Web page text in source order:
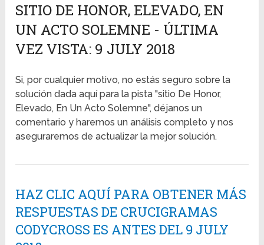
SITIO DE HONOR, ELEVADO, EN
UN ACTO SOLEMNE - ÚLTIMA
VEZ VISTA: 9 JULY 2018
Si, por cualquier motivo, no estás seguro sobre la
solución dada aquí para la pista "sitio De Honor,
Elevado, En Un Acto Solemne", déjanos un
comentario y haremos un análisis completo y nos
aseguraremos de actualizar la mejor solución.
HAZ CLIC AQUÍ PARA OBTENER MÁS
RESPUESTAS DE CRUCIGRAMAS
CODYCROSS ES ANTES DEL 9 JULY